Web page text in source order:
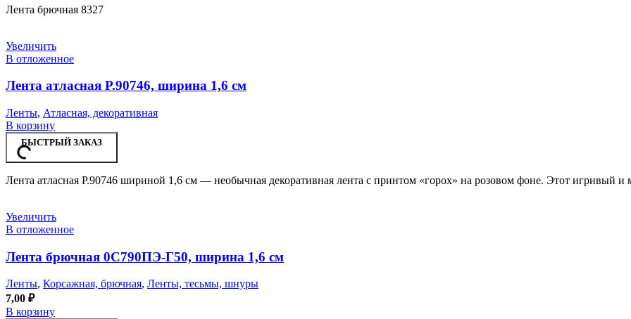
Лента брючная 8327
Увеличить
В отложенное
Лента атласная Р.90746, ширина 1,6 см
Ленты, Атласная, декоративная
В корзину
БЫСТРЫЙ ЗАКАЗ
Лента атласная Р.90746 шириной 1,6 см — необычная декоративная лента с принтом «горох» на розовом фоне. Этот игривый и
Увеличить
В отложенное
Лента брючная 0С790ПЭ-Г50, ширина 1,6 см
Ленты, Корсажная, брючная, Ленты, тесьмы, шнуры
7,00 ₽
В корзину